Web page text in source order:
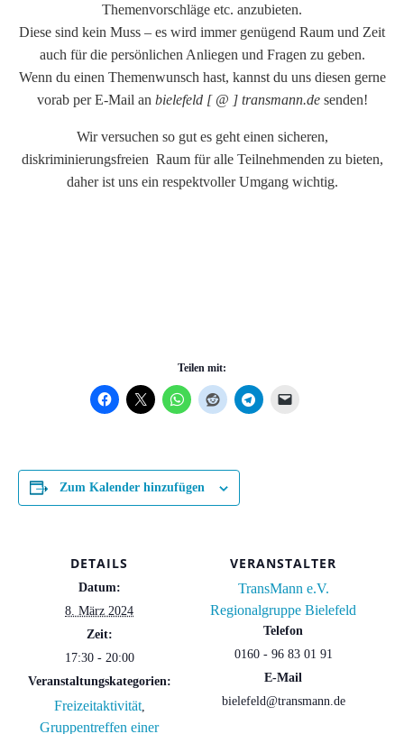
Themenvorschläge etc. anzubieten.
Diese sind kein Muss – es wird immer genügend Raum und Zeit
auch für die persönlichen Anliegen und Fragen zu geben.
Wenn du einen Themenwunsch hast, kannst du uns diesen gerne
vorab per E-Mail an bielefeld [ @ ] transmann.desenden!
Wir versuchen so gut es geht einen sicheren,
diskriminierungsfreien Raum für alle Teilnehmenden zu bieten,
daher ist uns ein respektvoller Umgang wichtig.
Teilen mit:
Zum Kalender hinzufügen
DETAILS
Datum:
8. März 2024
Zeit:
17:30 - 20:00
Veranstaltungskategorien:
Freizeitaktivität,
Gruppentreffen einer
VERANSTALTER
TransMann e.V.
Regionalgruppe Bielefeld
Telefon
0160 - 96 83 01 91
E-Mail
bielefeld@transmann.de